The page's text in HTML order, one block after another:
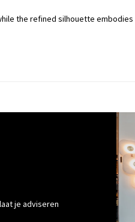
the refined silhouette
je adviseren